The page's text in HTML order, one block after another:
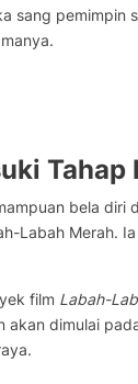
sang pemimpin
Tahap
bela diri
Labah Merah.
film Labah-
akan dimulai